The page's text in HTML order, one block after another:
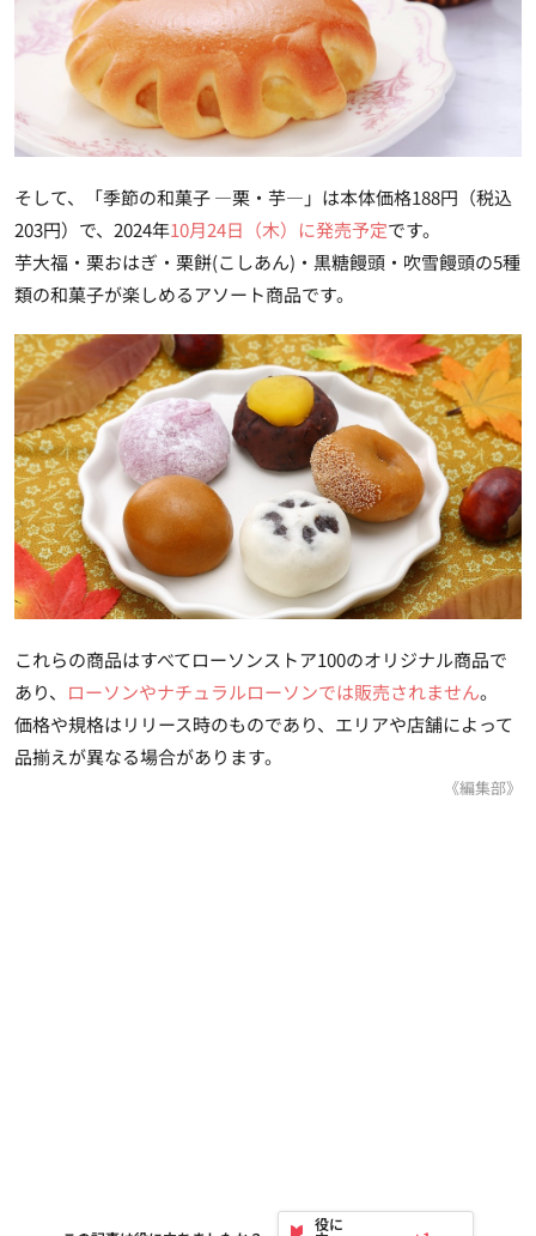
そして、「季節の和菓子 ―栗・芋―」は本体価格188円（税込
203円） で、2024年10月24日（木）に発売予定です。
芋大福・栗おはぎ・栗餅(こしあん)・黒糖饅頭・吹雪饅頭の5種
類の和菓子が楽しめるアソート商品です。
これらの商品はすべてローソンストア100のオリジナル商品で
あり、 ローソンやナチュラルローソンでは販売されません。
価格や規格はリリース時のものであり、エリアや店舗によって
品揃えが異なる場合があります。
《編集部》